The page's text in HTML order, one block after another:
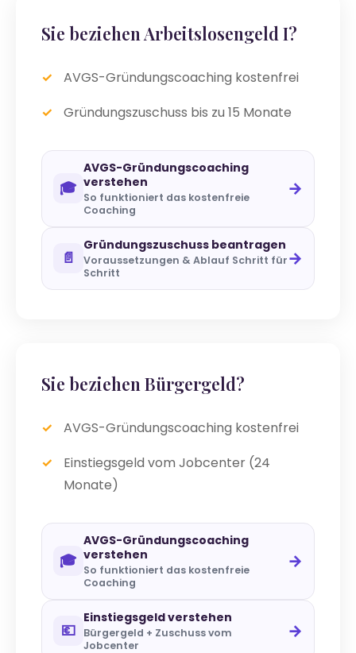
Sie beziehen Arbeitslosengeld I?
AVGS-Gründungscoaching kostenfrei
Gründungszuschuss bis zu 15 Monate
🎓
AVGS-Gründungscoaching
verstehen
So funktioniert das kostenfreie
Coaching
→
📄
Gründungszuschuss beantragen
Voraussetzungen & Ablauf Schritt für
Schritt
→
Sie beziehen Bürgergeld?
AVGS-Gründungscoaching kostenfrei
Einstiegsgeld vom Jobcenter (24
Monate)
🎓
AVGS-Gründungscoaching
verstehen
So funktioniert das kostenfreie
Coaching
→
💶
Einstiegsgeld verstehen
Bürgergeld + Zuschuss vom
Jobcenter
→